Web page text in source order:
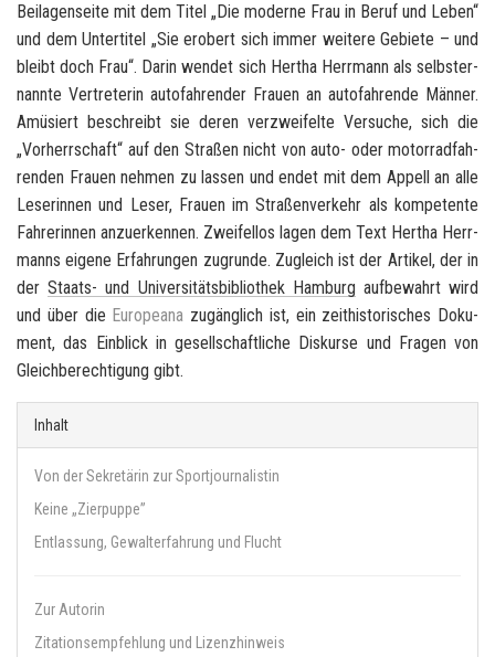
Bei­la­gen­sei­te mit dem Titel „Die mo­der­ne Frau in Beruf und Leben“
und dem Un­ter­ti­tel „Sie er­obert sich immer wei­te­re Ge­bie­te – und
bleibt doch Frau“. Darin wen­det sich Her­tha Herr­mann als selbst­er­
nann­te Ver­tre­te­rin au­to­fah­ren­der Frau­en an au­to­fah­ren­de Män­ner.
Amü­siert be­schreibt sie deren ver­zwei­fel­te Ver­su­che, sich die
„Vor­herr­schaft“ auf den Stra­ßen nicht von auto- oder mo­tor­rad­fah­
ren­den Frau­en neh­men zu las­sen und endet mit dem Ap­pell an alle
Le­se­rin­nen und Leser, Frau­en im Stra­ßen­ver­kehr als kom­pe­ten­te
Fah­re­rin­nen an­zu­er­ken­nen. Zwei­fel­los lagen dem Text Her­tha Herr­
manns ei­ge­ne Er­fah­run­gen zu­grun­de. Zu­gleich ist der Ar­ti­kel, der in
derStaats-​ und Uni­ver­si­täts­bi­blio­thek Ham­burg auf­be­wahrt wird
und über die Eu­ropea­na zu­gäng­lich ist, ein zeit­his­to­ri­sches Do­ku­
ment, das Ein­blick in ge­sell­schaft­li­che Dis­kur­se und Fra­gen von
Gleich­be­rech­ti­gung gibt.
Inhalt
Von der Sekretärin zur Sportjournalistin
Keine „Zierpuppe”
Entlassung, Gewalterfahrung und Flucht
Zur Autorin
Zitationsempfehlung und Lizenzhinweis